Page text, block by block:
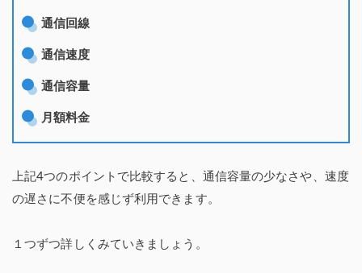
通信回線
通信速度
通信容量
月額料金
上記4つのポイントで比較すると、通信容量の少なさや、速度
の遅さに不便を感じず利用できます。
１つずつ詳しくみていきましょう。